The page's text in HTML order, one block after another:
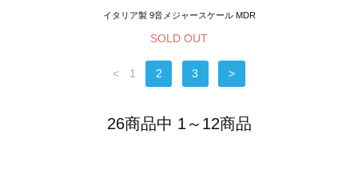
イタリア製 9音メジャースケール MDR
SOLD OUT
< 1 2 3 >
26商品中 1～12商品